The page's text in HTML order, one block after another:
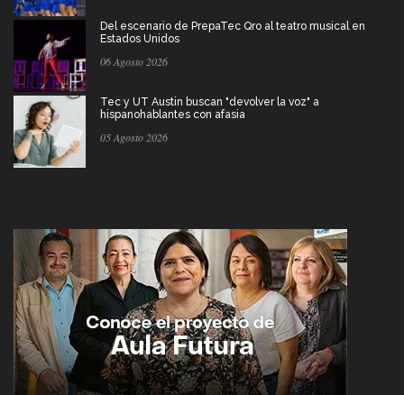
Del escenario de PrepaTec Qro al teatro musical en
Estados Unidos
06 Agosto 2026
Tec y UT Austin buscan "devolver la voz" a
hispanohablantes con afasia
05 Agosto 2026